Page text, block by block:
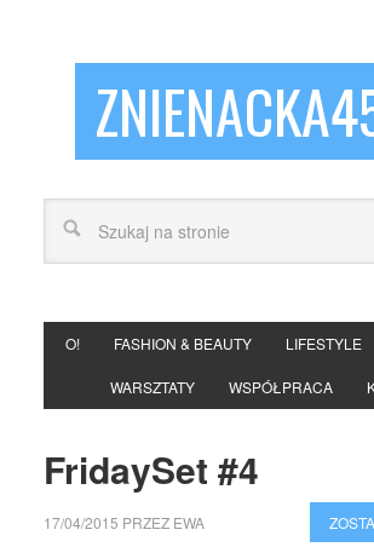
O! FASHION & BEAUTY LIFESTYLE
WARSZTATY WSPÓŁPRACA
FridaySet #4
17/04/2015 PRZEZ EWA